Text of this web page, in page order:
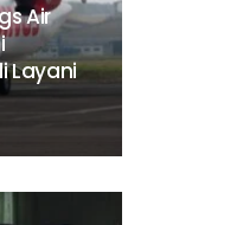
Air
Layani